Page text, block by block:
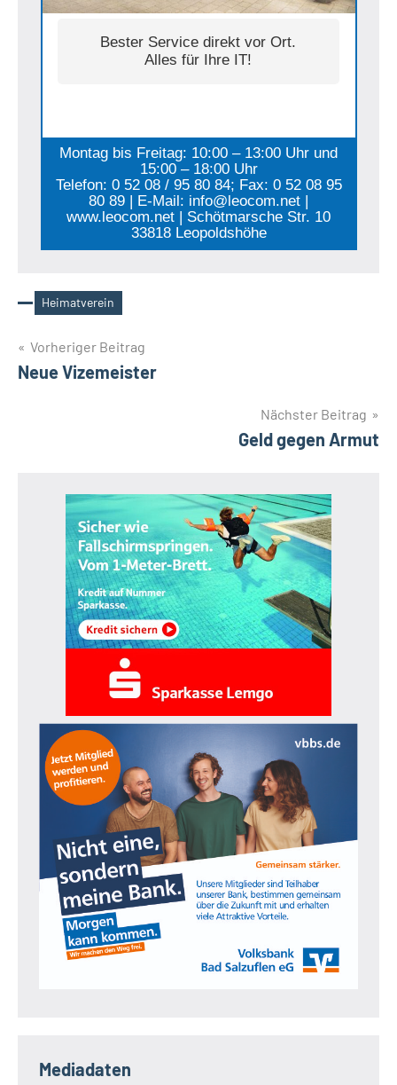
Bester Service direkt vor Ort.
Alles für Ihre IT!
Montag bis Freitag: 10:00 – 13:00 Uhr und
15:00 – 18:00 Uhr
Telefon: 0 52 08 / 95 80 84; Fax: 0 52 08 95
80 89 | E-Mail: info@leocom.net |
www.leocom.net | Schötmarsche Str. 10
33818 Leopoldshöhe
Schlagwörter
Heimatverein
Beitragsnavigation
Vorheriger Beitrag
Neue Vizemeister
Nächster Beitrag
Geld gegen Armut
Mediadaten